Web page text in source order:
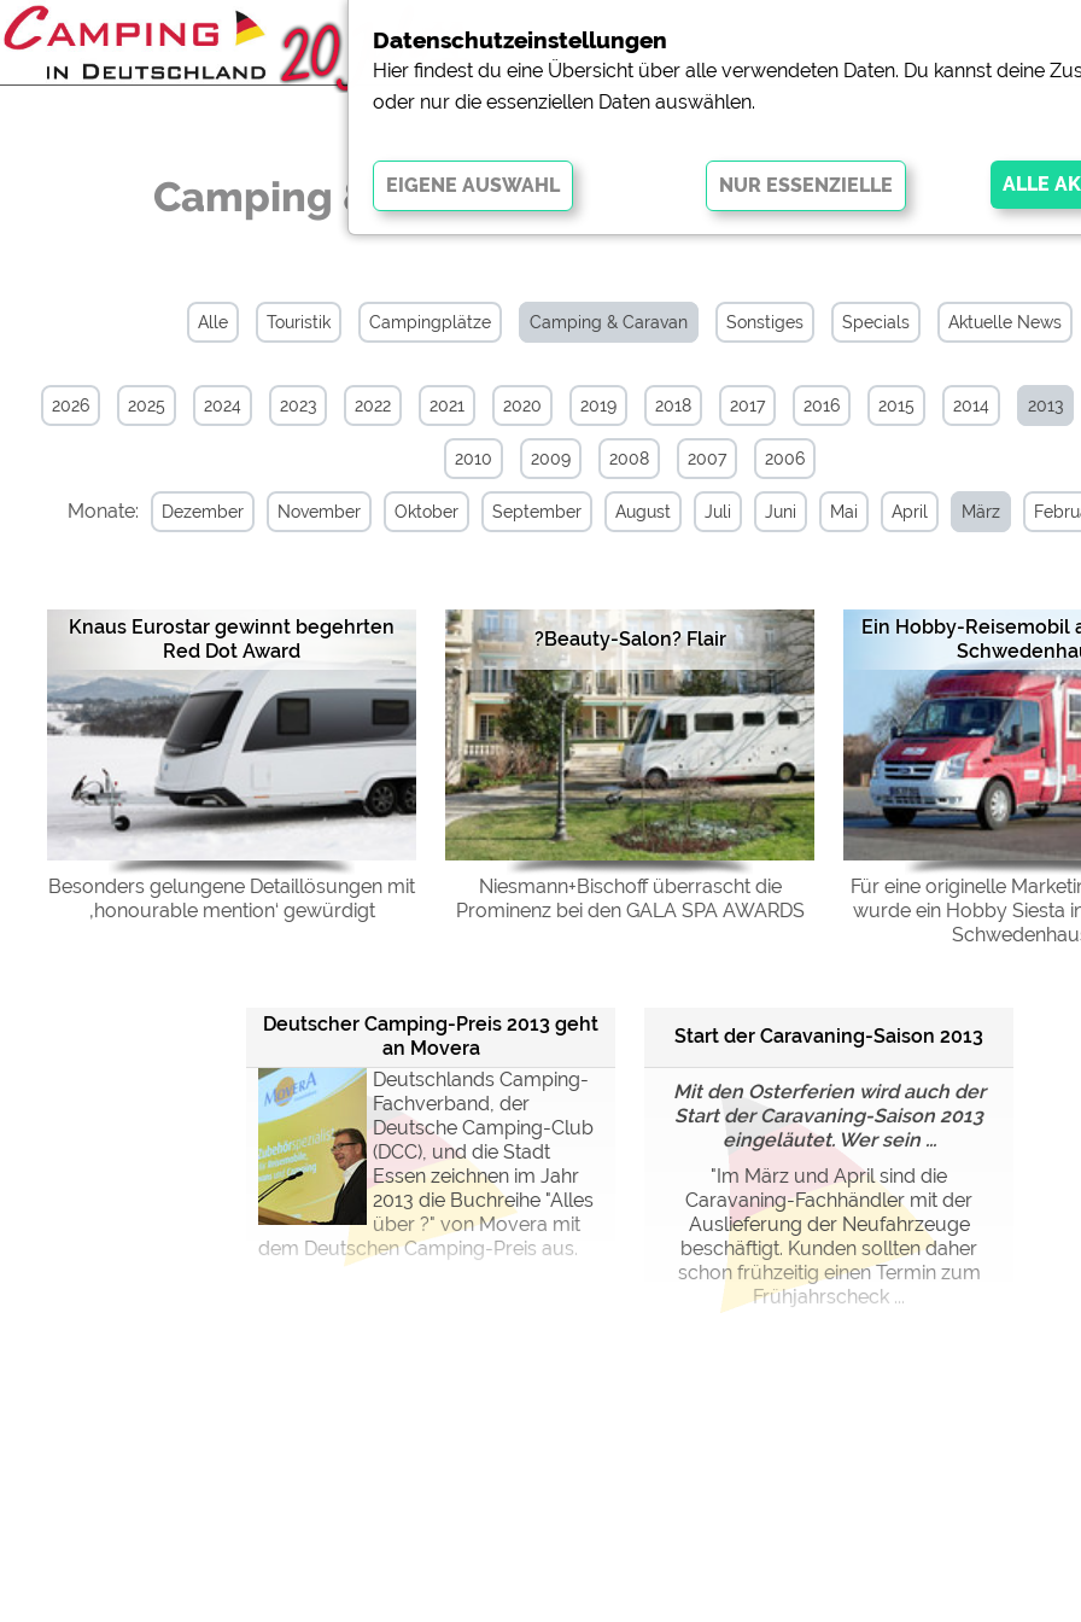
Camping & Caravan-News-Archiv von März
Alle Touristik Campingplätze Camping & Caravan Sonstiges Specials Aktuelle News
2026 2025 2024 2023 2022 2021 2020 2019 2018 2017 2016 2015 2014 2013
2010 2009 2008 2007 2006
Monate: Dezember November Oktober September August Juli Juni Mai April März
Knaus Eurostar gewinnt begehrten
Red Dot Award
Besonders gelungene Detaillösungen mit
‚honourable mention‘ gewürdigt
?Beauty-Salon? Flair
Niesmann+Bischoff überrascht die
Prominenz bei den GALA SPA AWARDS
Ein Hobby-Reisemobil
Für eine originelle
wurde ein Hobby Siesta
Deutscher Camping-Preis 2013 geht
an Movera
Deutschlands Camping-
Fachverband, der
Deutsche Camping-Club
(DCC), und die Stadt
Essen zeichnen im Jahr
2013 die Buchreihe "Alles
über ?" von Movera mit
dem Deutschen Camping-Preis aus.
Start der Caravaning-Saison 2013
Mit den Osterferien wird auch der
Start der Caravaning-Saison 2013
eingeläutet. Wer sein ...
"Im März und April sind die
Caravaning-Fachhändler mit der
Auslieferung der Neufahrzeuge
beschäftigt. Kunden sollten daher
schon frühzeitig einen Termin zum
Frühjahrscheck ...
Datenschutzeinstellungen
Hier findest du eine Übersicht über alle verwendeten Daten. Du kannst deine
oder nur die essenziellen Daten auswählen.
der Website dringend erforderlich. Ohne diese Cookies werden Teile der Website
funktionieren
Externe Medien
YouTube (Videos von Campingplätzen)
https://policies.google.com/privacy
Campingplatzvorschau (Vorschau der Internetseiten von
Campingplätzen)
siehe Datenschutzerklärung des
Google Maps (Kartensuche, Anfahrt usw.)
https://policies.google.com/privacy
Statistiken
Google Analytics https://policies.google.com/privacy
Marketing
Google Ads
https://policies.google.com/privacy
Google AdSense
https://policies.google.com/privacy
Google Remarketing
https://policies.google.com/privacy
Die Cookieeinstellungen können jeder Zeit im Footer über "COOKIES" geändert